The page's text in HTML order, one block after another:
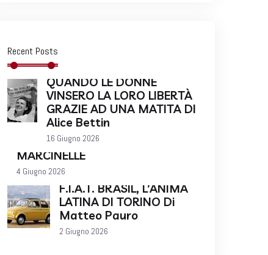
Recent Posts
QUANDO LE DONNE
VINSERO LA LORO LIBERTÀ
GRAZIE AD UNA MATITA DI
Alice Bettin
16 Giugno 2026
MARCINELLE
4 Giugno 2026
F.I.A.T. BRASIL, L’ANIMA
LATINA DI TORINO Di
Matteo Pauro
2 Giugno 2026